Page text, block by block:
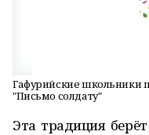
Гафурийские школьники
"Письмо солдату"
Эта традиция